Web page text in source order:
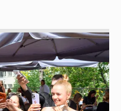
Женя Малахова,
гости
и ритма»: